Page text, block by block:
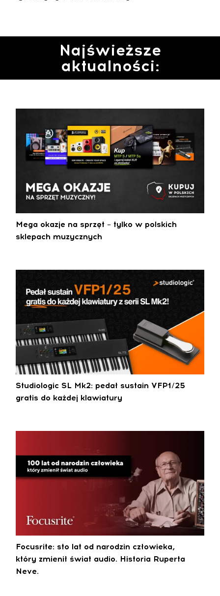
Najświeższe
aktualności:
Mega okazje na sprzęt – tylko w polskich
sklepach muzycznych
Studiologic SL Mk2: pedał sustain VFP1/25
gratis do każdej klawiatury
Focusrite: sto lat od narodzin człowieka,
który zmienił świat audio. Historia Ruperta
Neve.